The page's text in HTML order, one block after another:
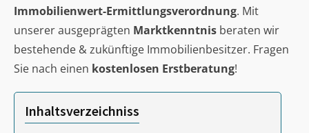
Immobilienwert-Ermittlungsverordnung. Mit
unserer ausgeprägten Marktkenntnis beraten wir
bestehende & zukünftige Immobilienbesitzer. Fragen
Sie nach einen kostenlosen Erstberatung!
Inhaltsverzeichniss